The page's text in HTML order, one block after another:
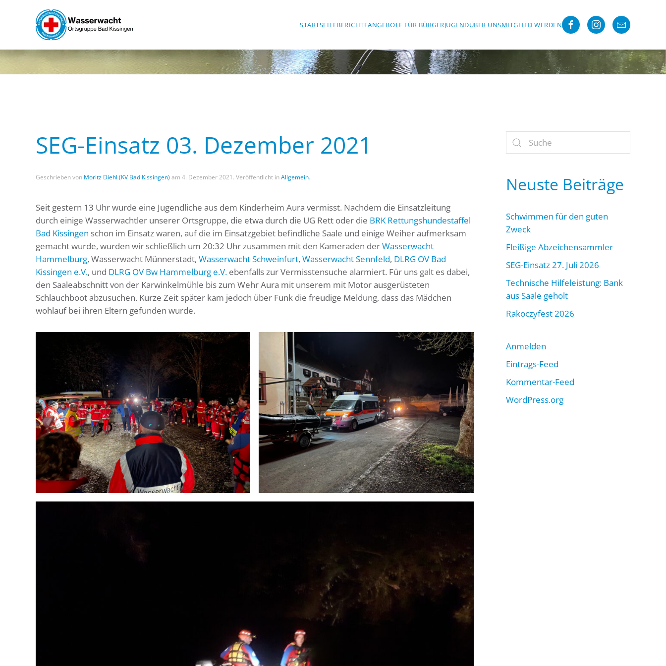
Skip to main content STARTSEITEBERICHTEANGEBOTE FÜR BÜRGERJUGENDÜBER UNSMITGLIED WERDEN
SEG-Einsatz 03. Dezember 2021
Geschrieben von Moritz Diehl (KV Bad Kissingen) am 4. Dezember 2021 . Veröffentlicht inAllgemein.
Seit gestern 13 Uhr wurde eine Jugendliche aus dem Kinderheim Aura vermisst. Nachdem die Einsatzleitung
durch einige Wasserwachtler unserer Ortsgruppe, die etwa durch die UG Rett oder die BRK Rettungshundestaffel
Bad Kissingen schon im Einsatz waren, auf die im Einsatzgebiet befindliche Saale und einige Weiher aufmerksam
gemacht wurde, wurden wir schließlich um 20:32 Uhr zusammen mit den Kameraden derWasserwacht
Hammelburg, Wasserwacht Münnerstadt, Wasserwacht Schweinfurt, Wasserwacht Sennfeld, DLRG OV Bad
Kissingen e.V., und DLRG OV Bw Hammelburg e.V. ebenfalls zur Vermisstensuche alarmiert. Für uns galt es dabei,
den Saaleabschnitt von der Karwinkelmühle bis zum Wehr Aura mit unserem mit Motor ausgerüsteten
Schlauchboot abzusuchen. Kurze Zeit später kam jedoch über Funk die freudige Meldung, dass das Mädchen
wohlauf bei ihren Eltern gefunden wurde.
Neuste Beiträge
Schwimmen für den guten
Zweck
Fleißige Abzeichensammler
SEG-Einsatz 27. Juli 2026
Technische Hilfeleistung: Bank
aus Saale geholt
Rakoczyfest 2026
Anmelden
Eintrags-Feed
Kommentar-Feed
WordPress.org